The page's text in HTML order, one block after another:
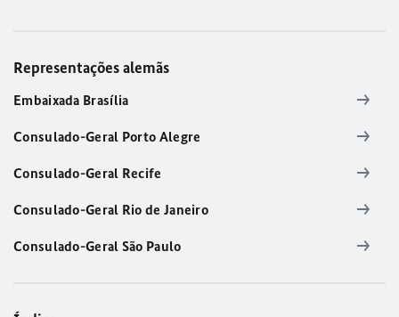
Representações alemãs
Embaixada Brasília
Consulado-Geral Porto Alegre
Consulado-Geral Recife
Consulado-Geral Rio de Janeiro
Consulado-Geral São Paulo